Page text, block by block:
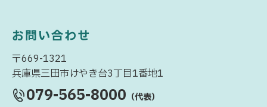
お問い合わせ
〒669-1321
兵庫県三田市けやき台3丁目1番地1
079-565-8000 （代表）